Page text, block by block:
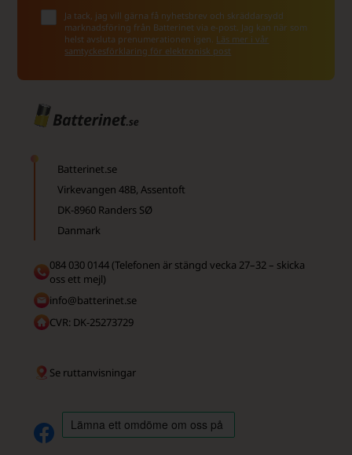
Ja tack, jag vill gärna få nyhetsbrev och skräddarsydd
marknadsföring från Batterinet via e-post. Jag kan när som
helst avsluta prenumerationen igen. Läs mer i vår
samtyckesförklaring för elektronisk post
Batterinet.se
Virkevangen 48B, Assentoft
DK-8960 Randers SØ
Danmark
084 030 0144 (Telefonen är stängd vecka 27–32 – skicka
oss ett mejl)
info@batterinet.se
CVR: DK-25273729
Se ruttanvisningar